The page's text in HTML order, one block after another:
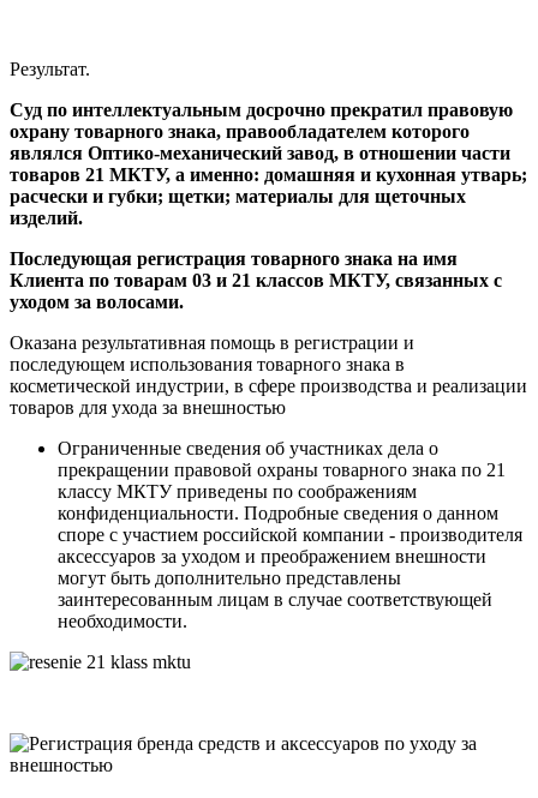
Результат.
Суд по интеллектуальным досрочно прекратил правовую
охрану товарного знака, правообладателем которого
являлся Оптико-механический завод, в отношении части
товаров 21 МКТУ, а именно: домашняя и кухонная утварь;
расчески и губки; щетки; материалы для щеточных
изделий.
Последующая регистрация товарного знака на имя
Клиента по товарам 03 и 21 классов МКТУ, связанных с
уходом за волосами.
Оказана результативная помощь в регистрации и
последующем использования товарного знака в
косметической индустрии, в сфере производства и реализации
товаров для ухода за внешностью
Ограниченные сведения об участниках дела о
прекращении правовой охраны товарного знака по 21
классу МКТУ приведены по соображениям
конфиденциальности. Подробные сведения о данном
споре с участием российской компании - производителя
аксессуаров за уходом и преображением внешности
могут быть дополнительно представлены
заинтересованным лицам в случае соответствующей
необходимости.